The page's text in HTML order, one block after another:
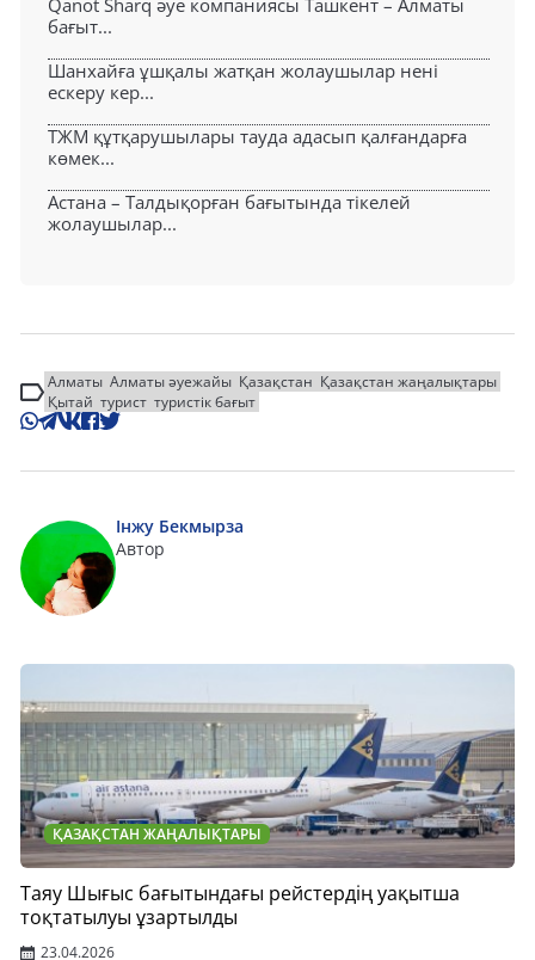
Qanot Sharq әуе компаниясы Ташкент – Алматы
бағыт...
Шанхайға ұшқалы жатқан жолаушылар нені
ескеру кер...
ТЖМ құтқарушылары тауда адасып қалғандарға
көмек...
Астана – Талдықорған бағытында тікелей
жолаушылар...
Алматы Алматы әуежайы Қазақстан Қазақстан жаңалықтары
Қытай турист туристік бағыт
Інжу Бекмырза
Автор
ҚАЗАҚСТАН ЖАҢАЛЫҚТАРЫ
Таяу Шығыс бағытындағы рейстердің уақытша
тоқтатылуы ұзартылды
23.04.2026